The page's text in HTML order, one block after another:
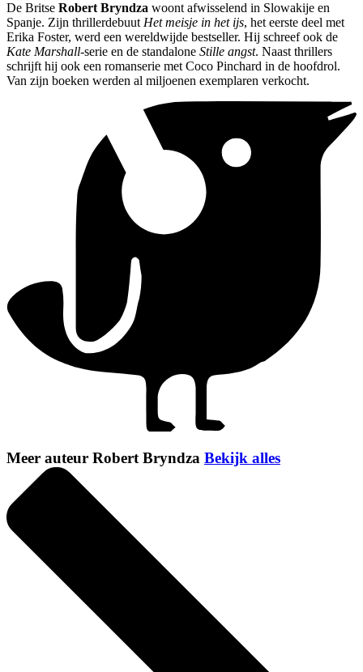
De Britse Robert Bryndza woont afwisselend in Slowakije en
Spanje. Zijn thrillerdebuut Het meisje in het ijs, het eerste deel met
Erika Foster, werd een wereldwijde bestseller. Hij schreef ook de
Kate Marshall-serie en de standalone Stille angst. Naast thrillers
schrijft hij ook een romanserie met Coco Pinchard in de hoofdrol.
Van zijn boeken werden al miljoenen exemplaren verkocht.
Meer auteur Robert Bryndza Bekijk alles